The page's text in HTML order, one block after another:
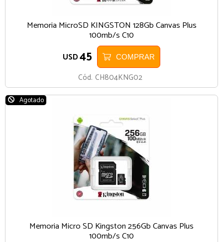
Memoria MicroSD KINGSTON 128Gb Canvas Plus
100mb/s C10
USD45 COMPRAR
Cód. CH804KNG02
Agotado
Memoria Micro SD Kingston 256Gb Canvas Plus
100mb/s C10